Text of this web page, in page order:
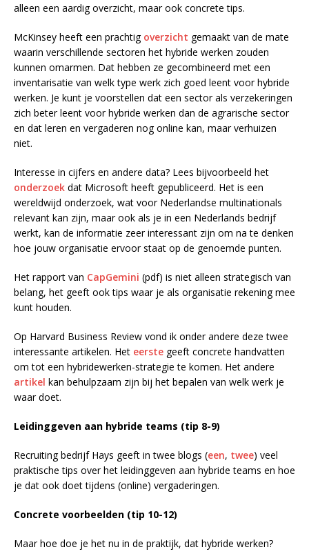
alleen een aardig overzicht, maar ook concrete tips.
McKinsey heeft een prachtig overzicht gemaakt van de mate
waarin verschillende sectoren het hybride werken zouden
kunnen omarmen. Dat hebben ze gecombineerd met een
inventarisatie van welk type werk zich goed leent voor hybride
werken. Je kunt je voorstellen dat een sector als verzekeringen
zich beter leent voor hybride werken dan de agrarische sector
en dat leren en vergaderen nog online kan, maar verhuizen
niet.
Interesse in cijfers en andere data? Lees bijvoorbeeld het
onderzoek dat Microsoft heeft gepubliceerd. Het is een
wereldwijd onderzoek, wat voor Nederlandse multinationals
relevant kan zijn, maar ook als je in een Nederlands bedrijf
werkt, kan de informatie zeer interessant zijn om na te denken
hoe jouw organisatie ervoor staat op de genoemde punten.
Het rapport van CapGemini (pdf) is niet alleen strategisch van
belang, het geeft ook tips waar je als organisatie rekening mee
kunt houden.
Op Harvard Business Review vond ik onder andere deze twee
interessante artikelen. Het eerste geeft concrete handvatten
om tot een hybridewerken-strategie te komen. Het andere
artikel kan behulpzaam zijn bij het bepalen van welk werk je
waar doet.
Leidinggeven aan hybride teams (tip 8-9)
Recruiting bedrijf Hays geeft in twee blogs (een, twee) veel
praktische tips over het leidinggeven aan hybride teams en hoe
je dat ook doet tijdens (online) vergaderingen.
Concrete voorbeelden (tip 10-12)
Maar hoe doe je het nu in de praktijk, dat hybride werken?